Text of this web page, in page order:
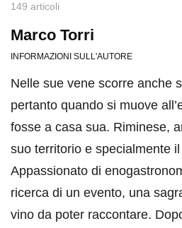
149 articoli
Marco Torri
INFORMAZIONI SULL'AUTORE
Nelle sue vene scorre anche
pertanto quando si muove
fosse a casa sua. Riminese,
suo territorio e specialmente
Appassionato di
ricerca di un evento, una
vino da poter raccontare.